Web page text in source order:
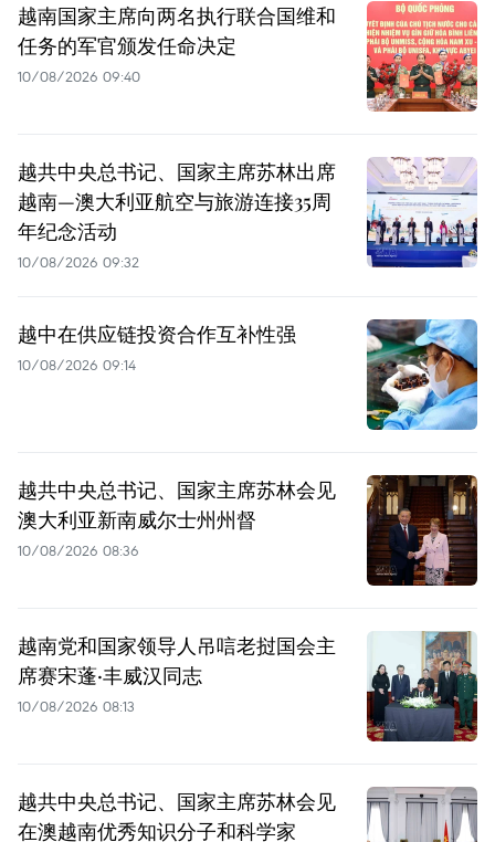
越南国家主席向两名执行联合国维和
任务的军官颁发任命决定
10/08/2026 09:40
越共中央总书记、国家主席苏林出席
越南—澳大利亚航空与旅游连接35周
年纪念活动
10/08/2026 09:32
越中在供应链投资合作互补性强
10/08/2026 09:14
越共中央总书记、国家主席苏林会见
澳大利亚新南威尔士州州督
10/08/2026 08:36
越南党和国家领导人吊唁老挝国会主
席赛宋蓬·丰威汉同志
10/08/2026 08:13
越共中央总书记、国家主席苏林会见
在澳越南优秀知识分子和科学家